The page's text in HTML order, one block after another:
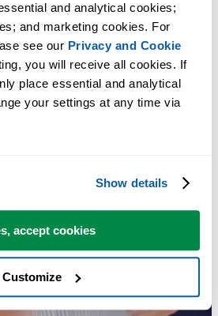
and analytical cookies;
and marketing cookies. For
see our Privacy and Cookie
you will receive all cookies. If
place essential and analytical
your settings at any time via
Show details
accept cookies
Customize